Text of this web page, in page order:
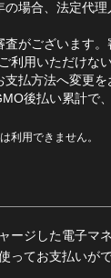
の場合、法定代
査がございます
利用いただけな
払方法へ変更を
後払い累計で
利用できません。
ージした電子マ
ってお支払いが